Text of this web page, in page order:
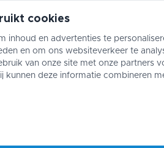
Piece Magic The
cookies
inhoud en advertenties te
en om ons websiteverkeer te
van onze site met onze partners
kunnen deze informatie combineren